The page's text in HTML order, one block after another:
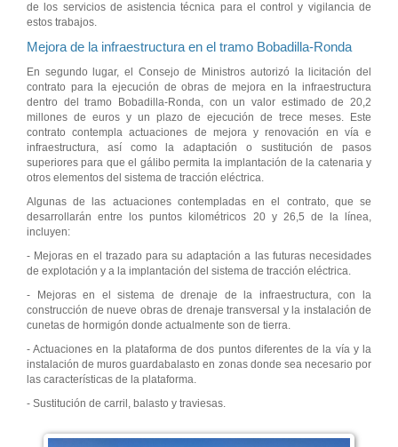
de los servicios de asistencia técnica para el control y vigilancia de
estos trabajos.
Mejora de la infraestructura en el tramo Bobadilla-Ronda
En segundo lugar, el Consejo de Ministros autorizó la licitación del
contrato para la ejecución de obras de mejora en la infraestructura
dentro del tramo Bobadilla-Ronda, con un valor estimado de 20,2
millones de euros y un plazo de ejecución de trece meses. Este
contrato contempla actuaciones de mejora y renovación en vía e
infraestructura, así como la adaptación o sustitución de pasos
superiores para que el gálibo permita la implantación de la catenaria y
otros elementos del sistema de tracción eléctrica.
Algunas de las actuaciones contempladas en el contrato, que se
desarrollarán entre los puntos kilométricos 20 y 26,5 de la línea,
incluyen:
- Mejoras en el trazado para su adaptación a las futuras necesidades
de explotación y a la implantación del sistema de tracción eléctrica.
- Mejoras en el sistema de drenaje de la infraestructura, con la
construcción de nueve obras de drenaje transversal y la instalación de
cunetas de hormigón donde actualmente son de tierra.
- Actuaciones en la plataforma de dos puntos diferentes de la vía y la
instalación de muros guardabalasto en zonas donde sea necesario por
las características de la plataforma.
- Sustitución de carril, balasto y traviesas.